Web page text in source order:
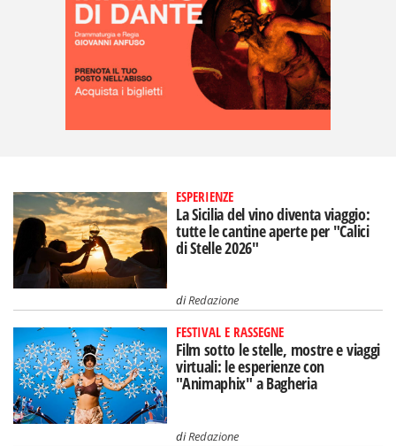
ESPERIENZE
La Sicilia del vino diventa viaggio:
tutte le cantine aperte per "Calici
di Stelle 2026"
diRedazione
FESTIVAL E RASSEGNE
Film sotto le stelle, mostre e viaggi
virtuali: le esperienze con
"Animaphix" a Bagheria
diRedazione